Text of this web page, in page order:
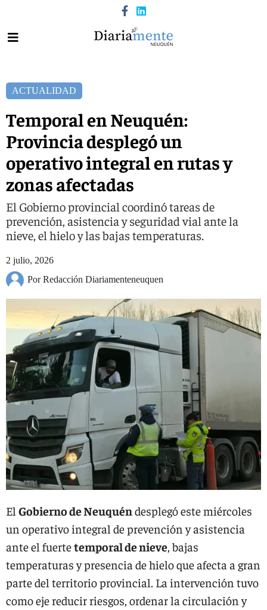
ACTUALIDAD
Temporal en Neuquén:
Provincia desplegó un
operativo integral en rutas y
zonas afectadas
El Gobierno provincial coordinó tareas de
prevención, asistencia y seguridad vial ante la
nieve, el hielo y las bajas temperaturas.
2 julio, 2026
Por Redacción Diariamenteneuquen
El Gobierno de Neuquéndesplegó este miércoles
un operativo integral de prevención y asistencia
ante el fuertetemporal de nieve, bajas
temperaturas y presencia de hielo que afecta a gran
parte del territorio provincial. La intervención tuvo
como eje reducir riesgos, ordenar la circulación y